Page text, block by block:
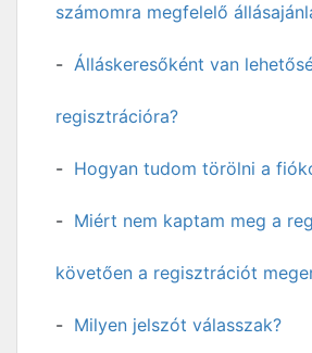
számomra megfelelő
Álláskeresőként van
regisztrációra?
Hogyan tudom törölni a
Miért nem kaptam meg a
követően a regisztrációt
Milyen jelszót válasszak?